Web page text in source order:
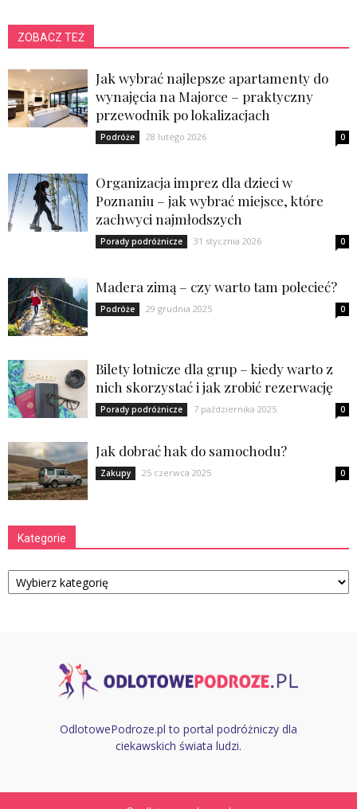
ZOBACZ TEŻ
Jak wybrać najlepsze apartamenty do
wynajęcia na Majorce – praktyczny
przewodnik po lokalizacjach
Podróże 28 lutego 2026 0
Organizacja imprez dla dzieci w
Poznaniu – jak wybrać miejsce, które
zachwyci najmłodszych
Porady podróżnicze 31 stycznia 2026 0
Madera zimą – czy warto tam polecieć?
Podróże 29 grudnia 2025 0
Bilety lotnicze dla grup – kiedy warto z
nich skorzystać i jak zrobić rezerwację
Porady podróżnicze 7 października 2025 0
Jak dobrać hak do samochodu?
Zakupy 25 czerwca 2025 0
Kategorie
Kategorie
OdlotowePodroze.pl to portal podróżniczy dla
ciekawskich świata ludzi.